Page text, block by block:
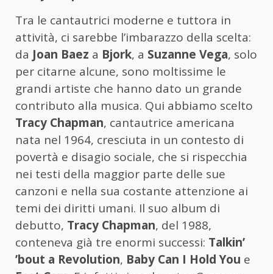
Tra le cantautrici moderne e tuttora in
attività, ci sarebbe l’imbarazzo della scelta:
da Joan Baez a Bjork, a Suzanne Vega, solo
per citarne alcune, sono moltissime le
grandi artiste che hanno dato un grande
contributo alla musica. Qui abbiamo scelto
Tracy Chapman, cantautrice americana
nata nel 1964, cresciuta in un contesto di
povertà e disagio sociale, che si rispecchia
nei testi della maggior parte delle sue
canzoni e nella sua costante attenzione ai
temi dei diritti umani. Il suo album di
debutto, Tracy Chapman, del 1988,
conteneva già tre enormi successi: Talkin’
’bout a Revolution, Baby Can I Hold You e